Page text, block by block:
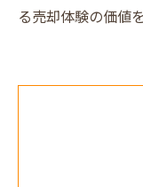
る売却体験の価値